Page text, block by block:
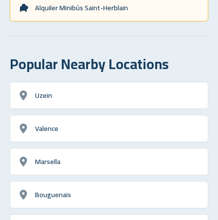
Alquiler Minibús Saint-Herblain
Popular Nearby Locations
Uzein
Valence
Marsella
Bouguenais